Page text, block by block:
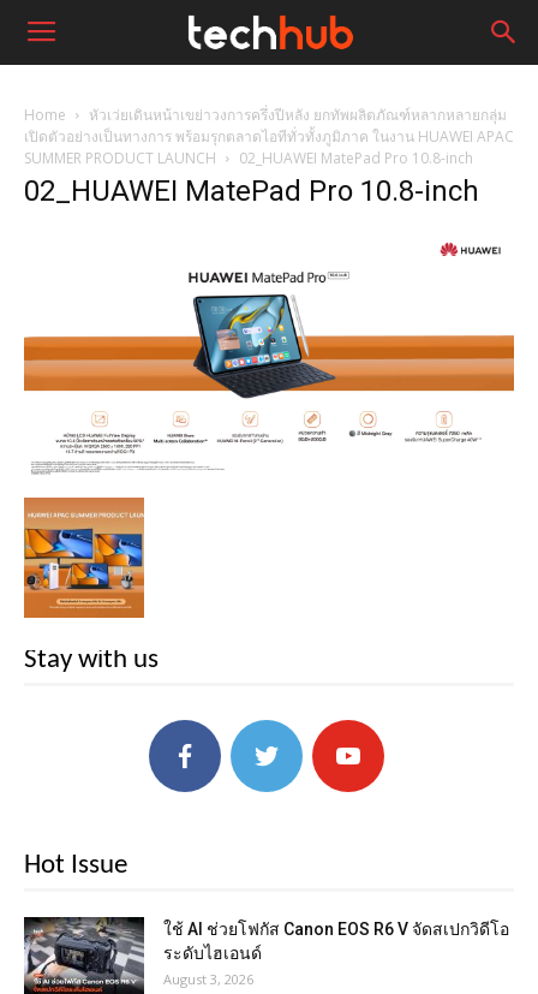
Home
หัวเว่ยเดินหน้าเขย่าวงการครึ่งปีหลัง ยกทัพผลิตภัณฑ์หลากหลายกลุ่ม
เปิดตัวอย่างเป็นทางการ พร้อมรุกตลาดไอทีทั่วทั้งภูมิภาค ในงาน HUAWEI APAC
SUMMER PRODUCT LAUNCH
02_HUAWEI MatePad Pro 10.8-inch
02_HUAWEI MatePad Pro 10.8-inch
Stay with us
Hot Issue
ใช้ AI ช่วยโฟกัส Canon EOS R6 V จัดสเปกวิดีโอ
ระดับไฮเอนด์
August 3, 2026